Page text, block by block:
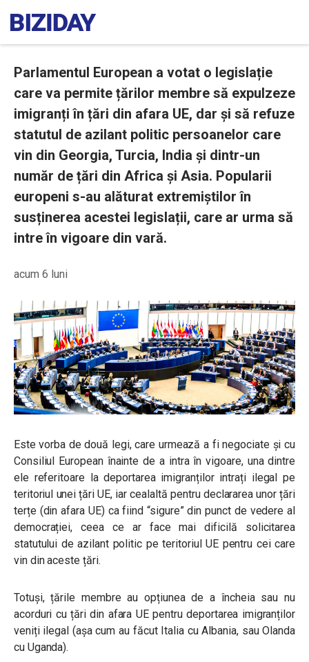
Parlamentul European a votat o legislație
care va permite țărilor membre să expulzeze
imigranți în țări din afara UE, dar și să refuze
statutul de azilant politic persoanelor care
vin din Georgia, Turcia, India și dintr-un
număr de țări din Africa și Asia. Popularii
europeni s-au alăturat extremiștilor în
susținerea acestei legislații, care ar urma să
intre în vigoare din vară.
acum 6 luni
Este vorba de două legi, care urmează a fi negociate și cu
Consiliul European înainte de a intra în vigoare, una dintre
ele referitoare la deportarea imigranților intrați ilegal pe
teritoriul unei țări UE, iar cealaltă pentru declararea unor țări
terțe (din afara UE) ca fiind “sigure” din punct de vedere al
democrației, ceea ce ar face mai dificilă solicitarea
statutului de azilant politic pe teritoriul UE pentru cei care
vin din aceste țări.
Totuși, țările membre au opțiunea de a încheia sau nu
acorduri cu țări din afara UE pentru deportarea imigranților
veniți ilegal (așa cum au făcut Italia cu Albania, sau Olanda
cu Uganda).